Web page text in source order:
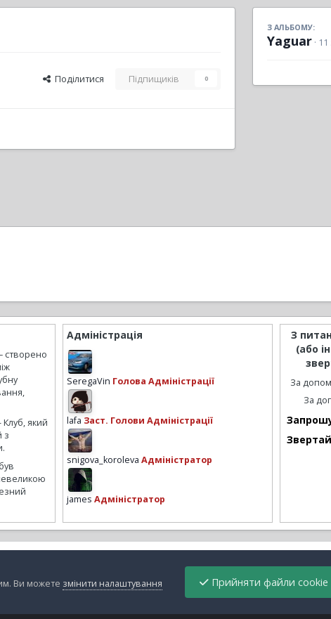
Поділитися Підпищиків 0
З АЛЬБОМУ:
Yaguar ·
створено
який
з
Адміністрація
SeregaVin Голова Адміністрації
lafa Заст. Голови Адміністрації
snigova_koroleva Адміністратор
james Адміністратор
З
(або
За
За
Ви можете змінити налаштування
Прийняти файли cookie